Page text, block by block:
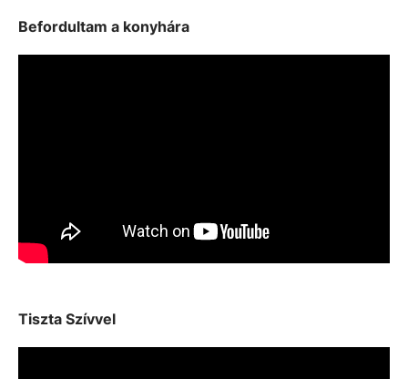
Befordultam a konyhára
Tiszta Szívvel